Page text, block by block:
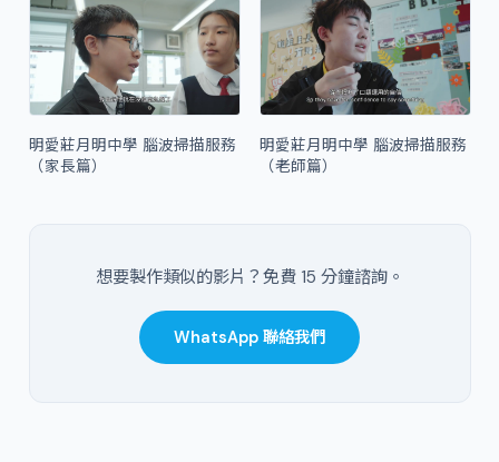
明愛莊月明中學 腦波掃描服務
（家長篇）
明愛莊月明中學 腦波掃描服務
（老師篇）
想要製作類似的影片？免費 15 分鐘諮詢。
WhatsApp 聯絡我們